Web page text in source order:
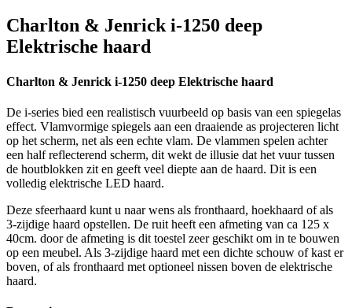
Charlton & Jenrick i-1250 deep
Elektrische haard
Charlton & Jenrick i-1250 deep Elektrische haard
De i-series bied een realistisch vuurbeeld op basis van een spiegelas
effect. Vlamvormige spiegels aan een draaiende as projecteren licht
op het scherm, net als een echte vlam. De vlammen spelen achter
een half reflecterend scherm, dit wekt de illusie dat het vuur tussen
de houtblokken zit en geeft veel diepte aan de haard. Dit is een
volledig elektrische LED haard.
Deze sfeerhaard kunt u naar wens als fronthaard, hoekhaard of als
3-zijdige haard opstellen. De ruit heeft een afmeting van ca 125 x
40cm. door de afmeting is dit toestel zeer geschikt om in te bouwen
op een meubel. Als 3-zijdige haard met een dichte schouw of kast er
boven, of als fronthaard met optioneel nissen boven de elektrische
haard.